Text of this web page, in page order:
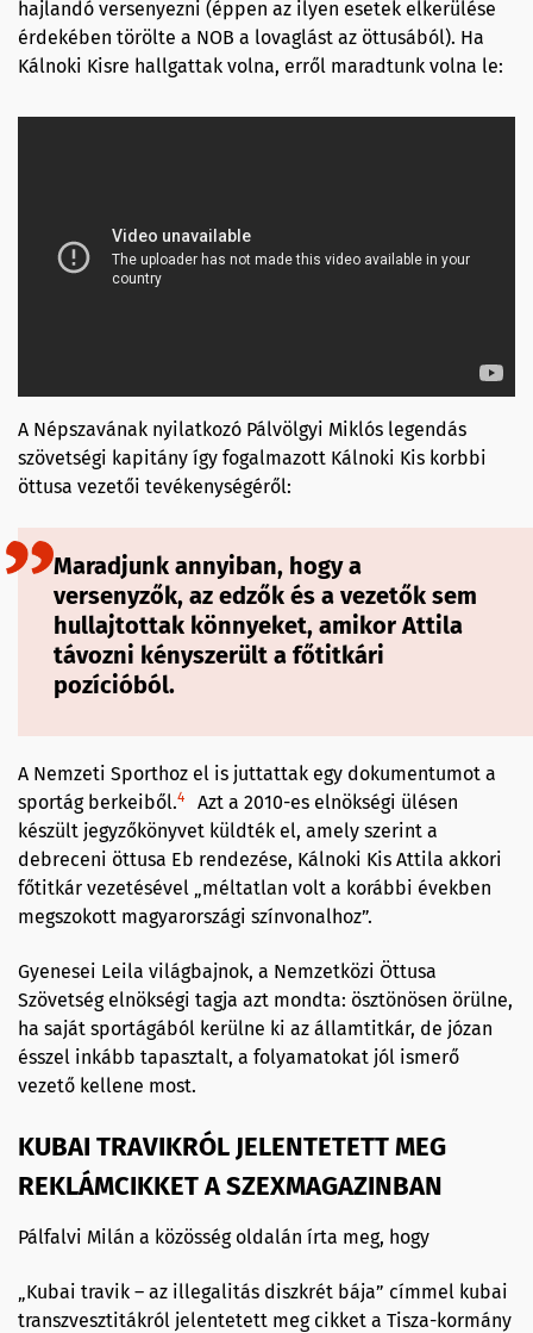
hajlandó versenyezni (éppen az ilyen esetek elkerülése
érdekében törölte a NOB a lovaglást az öttusából). Ha
Kálnoki Kisre hallgattak volna, erről maradtunk volna le:
A Népszavának nyilatkozó Pálvölgyi Miklós legendás
szövetségi kapitány így fogalmazott Kálnoki Kis korbbi
öttusa vezetői tevékenységéről:
Maradjunk annyiban, hogy a
versenyzők, az edzők és a vezetők sem
hullajtottak könnyeket, amikor Attila
távozni kényszerült a főtitkári
pozícióból.
A Nemzeti Sporthoz el is juttattak egy dokumentumot a
sportág berkeiből.4
Azt a 2010-es elnökségi ülésen
készült jegyzőkönyvet küldték el, amely szerint a
debreceni öttusa Eb rendezése, Kálnoki Kis Attila akkori
főtitkár vezetésével „méltatlan volt a korábbi években
megszokott magyarországi színvonalhoz”.
Gyenesei Leila világbajnok, a Nemzetközi Öttusa
Szövetség elnökségi tagja azt mondta: ösztönösen örülne,
ha saját sportágából kerülne ki az államtitkár, de józan
ésszel inkább tapasztalt, a folyamatokat jól ismerő
vezető kellene most.
KUBAI TRAVIKRÓL JELENTETETT MEG
REKLÁMCIKKET A SZEXMAGAZINBAN
Pálfalvi Milán a közösség oldalán írta meg, hogy
„Kubai travik – az illegalitás diszkrét bája” címmel kubai
transzvesztitákról jelentetett meg cikket a Tisza-kormány